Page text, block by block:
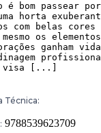
é bom passear
horta
com belas cores
os
ganham
visa [...]
Técnica:
9788539623709